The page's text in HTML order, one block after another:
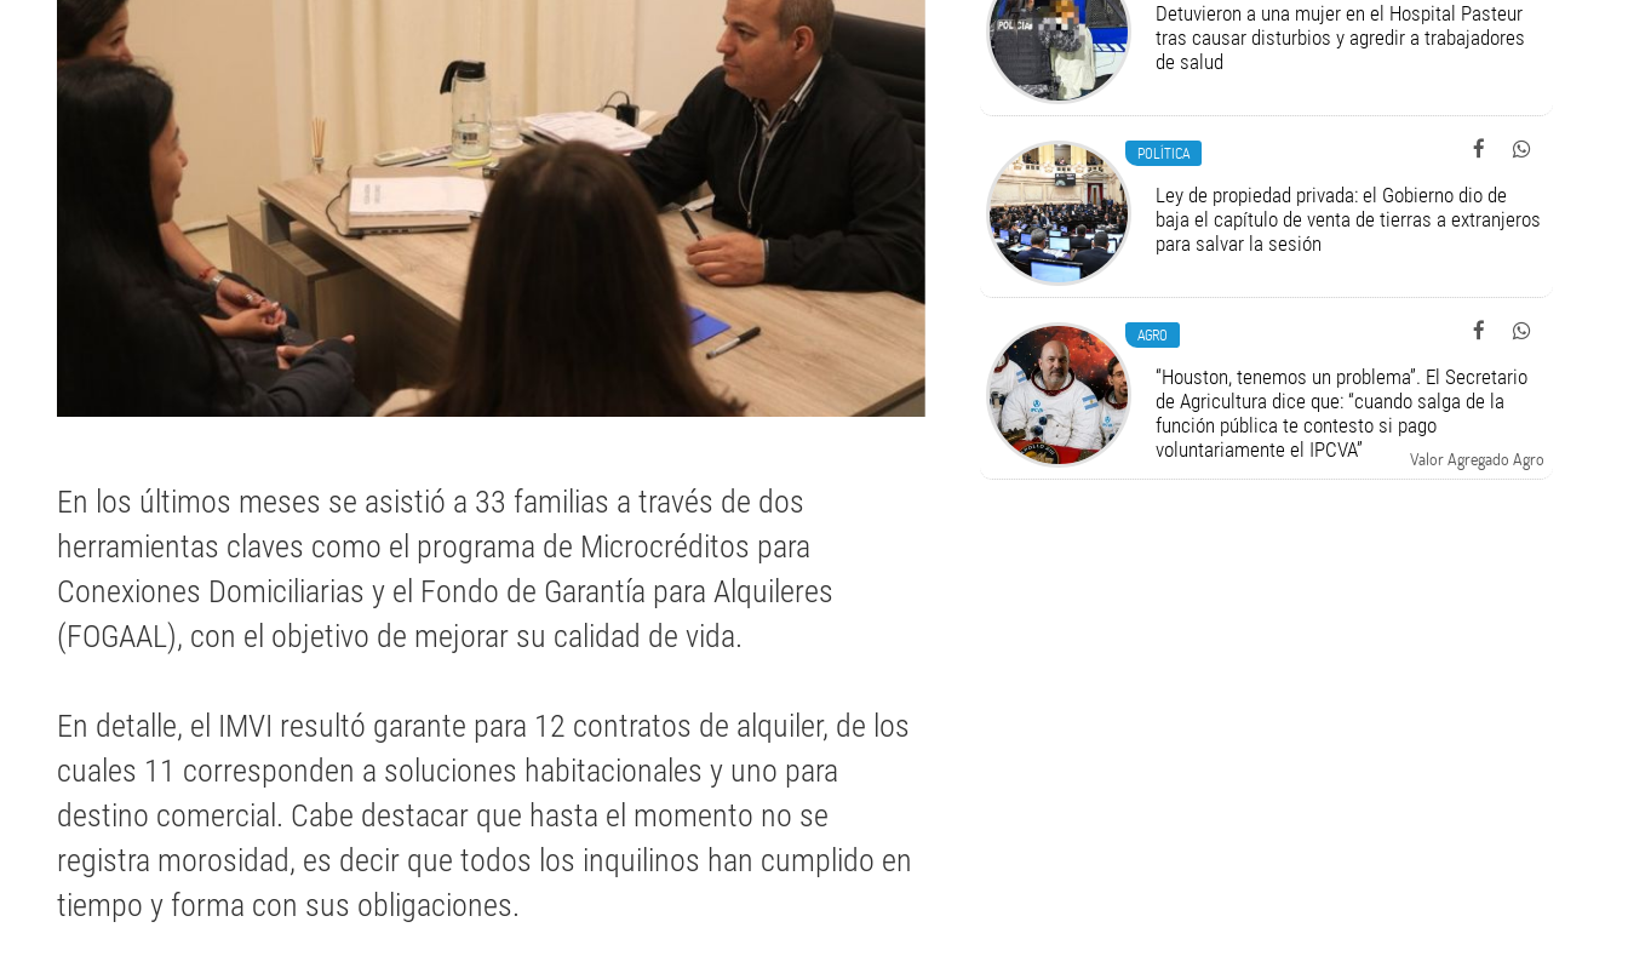
En los últimos meses se asistió a 33 familias a través de dos
herramientas claves como el programa de Microcréditos para
Conexiones Domiciliarias y el Fondo de Garantía para Alquileres
(FOGAAL), con el objetivo de mejorar su calidad de vida.
En detalle, el IMVI resultó garante para 12 contratos de alquiler, de los
cuales 11 corresponden a soluciones habitacionales y uno para
destino comercial. Cabe destacar que hasta el momento no se
registra morosidad, es decir que todos los inquilinos han cumplido en
tiempo y forma con sus obligaciones.
Detuvieron a una mujer en el Hospital Pasteur
tras causar disturbios y agredir a trabajadores
de salud
POLÍTICA
Ley de propiedad privada: el Gobierno dio de
baja el capítulo de venta de tierras a extranjeros
para salvar la sesión
AGRO
“Houston, tenemos un problema”. El Secretario
de Agricultura dice que: “cuando salga de la
función pública te contesto si pago
voluntariamente el IPCVA”
Valor Agregado Agro